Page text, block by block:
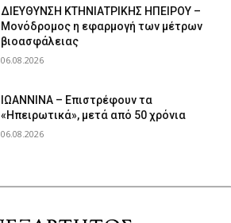
ΔΙΕΥΘΥΝΣΗ ΚΤΗΝΙΑΤΡΙΚΗΣ ΗΠΕΙΡΟΥ –
Μονόδρομος η εφαρμογή των μέτρων
βιοασφάλειας
06.08.2026
ΙΩΑΝΝΙΝΑ – Επιστρέφουν τα
«Ηπειρωτικά», μετά από 50 χρόνια
06.08.2026